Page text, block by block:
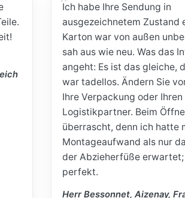
Ich habe Ihre Sendung in
ausgezeichnetem Zustand
Karton war von außen
sah aus wie neu. Was das
angeht: Es ist das gleiche,
war tadellos. Ändern Sie
Ihre Verpackung oder Ihren
Logistikpartner. Beim
überrascht, denn ich hatte
Montageaufwand als nur
der Abzieherfüße erwartet;
perfekt.
Herr Bessonnet, Aizenay,